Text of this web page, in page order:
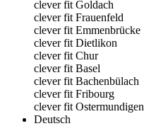
clever fit Goldach
clever fit Frauenfeld
clever fit Emmenbrücke
clever fit Dietlikon
clever fit Chur
clever fit Basel
clever fit Bachenbülach
clever fit Fribourg
clever fit Ostermundigen
Deutsch